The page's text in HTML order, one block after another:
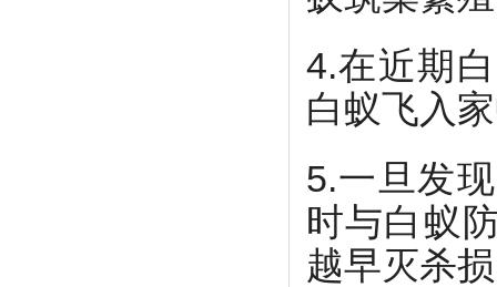
4.在近期
白蚁飞入
5.一旦发
时与白蚁
越早灭杀